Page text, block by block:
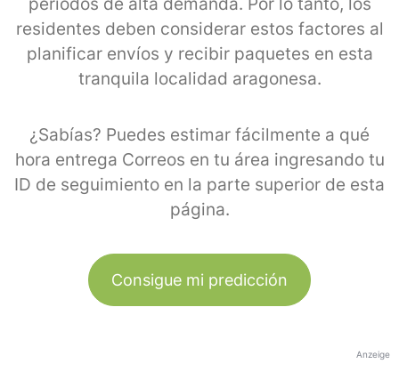
residentes deben considerar estos factores al
planificar envíos y recibir paquetes en esta
tranquila localidad aragonesa.
¿Sabías? Puedes estimar fácilmente a qué
hora entrega Correos en tu área ingresando tu
ID de seguimiento en la parte superior de esta
página.
Consigue mi predicción
Anzeige